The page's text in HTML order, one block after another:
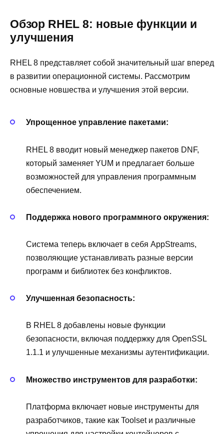
Обзор RHEL 8: новые функции и
улучшения
RHEL 8 представляет собой значительный шаг вперед
в развитии операционной системы. Рассмотрим
основные новшества и улучшения этой версии.
Упрощенное управление пакетами:
RHEL 8 вводит новый менеджер пакетов DNF,
который заменяет YUM и предлагает больше
возможностей для управления программным
обеспечением.
Поддержка нового программного окружения:
Система теперь включает в себя AppStreams,
позволяющие устанавливать разные версии
программ и библиотек без конфликтов.
Улучшенная безопасность:
В RHEL 8 добавлены новые функции
безопасности, включая поддержку для OpenSSL
1.1.1 и улучшенные механизмы аутентификации.
Множество инструментов для разработки:
Платформа включает новые инструменты для
разработчиков, такие как Toolset и различные